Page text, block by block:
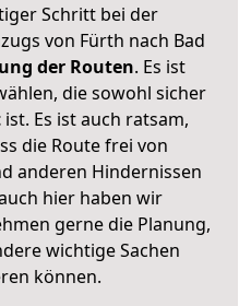
Schritt bei der
von Fürth nach Bad
der Routen. Es ist
die sowohl sicher
ist. Es ist auch ratsam,
die Route frei von
anderen Hindernissen
hier haben wir
gerne die Planung,
wichtige Sachen
können.